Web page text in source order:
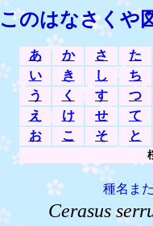
このはなさくや
あ か さ
た
い
き し
ち
う
く す
つ
え
け せ
て
お
こ そ と
種名ま
Cerasus